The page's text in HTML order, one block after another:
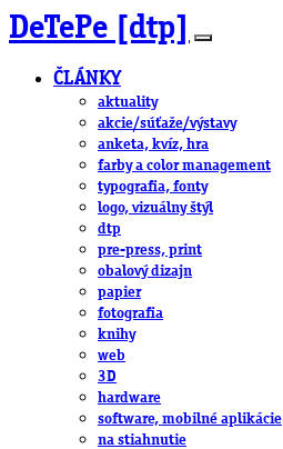
DeTePe [dtp]
ČLÁNKY
aktuality
akcie/súťaže/výstavy
anketa, kvíz, hra
farby a color management
typografia, fonty
logo, vizuálny štýl
dtp
pre-press, print
obalový dizajn
papier
fotografia
knihy
web
3D
hardware
software, mobilné aplikácie
na stiahnutie